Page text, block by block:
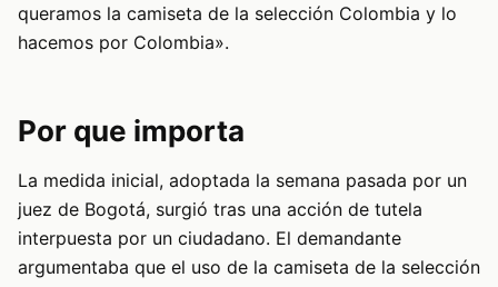
queramos la camiseta de la selección Colombia y lo
hacemos por Colombia».
Por que importa
La medida inicial, adoptada la semana pasada por un
juez de Bogotá, surgió tras una acción de tutela
interpuesta por un ciudadano. El demandante
argumentaba que el uso de la camiseta de la selección